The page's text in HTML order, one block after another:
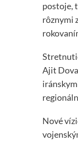
postoje,
rôznymi
Ajit
Nové